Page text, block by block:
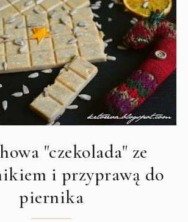
"czekolada" ze
i przyprawą do
piernika